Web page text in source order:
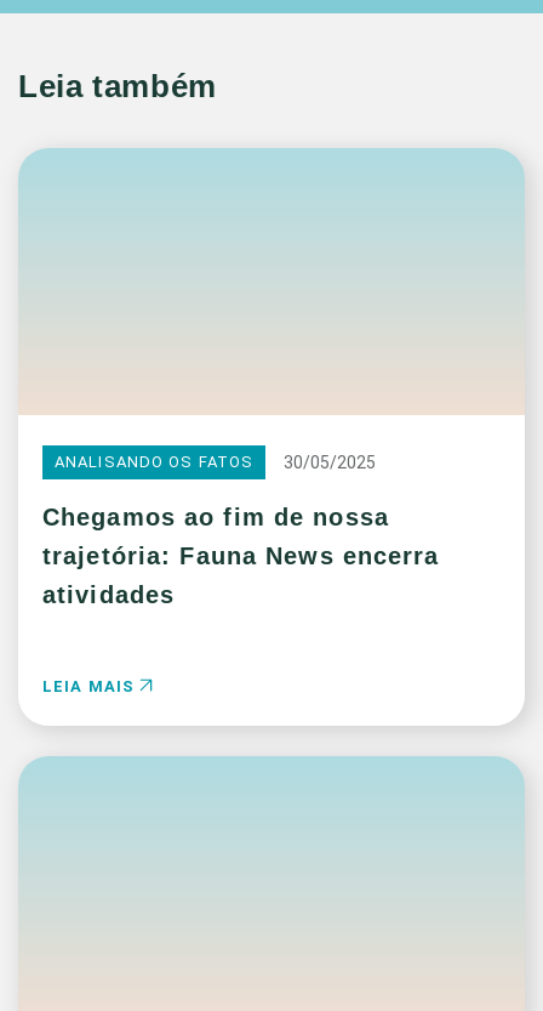
Leia também
ANALISANDO OS FATOS 30/05/2025
Chegamos ao fim de nossa
trajetória: Fauna News encerra
atividades
LEIA MAIS